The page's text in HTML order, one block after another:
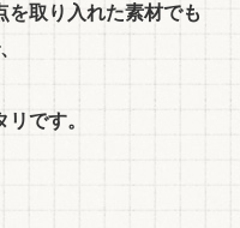
を取り入れた素材でも
です。